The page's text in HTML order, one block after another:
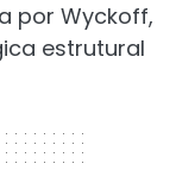
por Wyckoff,
estrutural